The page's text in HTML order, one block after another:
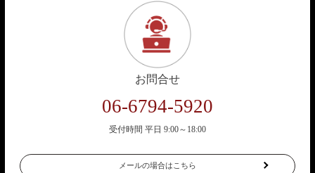
お問合せ
06-6794-5920
受付時間 平日 9:00～18:00
メールの場合はこちら